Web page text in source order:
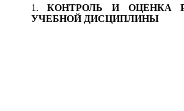
КОНТРОЛЬ И ОЦЕНКА
УЧЕБНОЙ ДИСЦИПЛИНЫ